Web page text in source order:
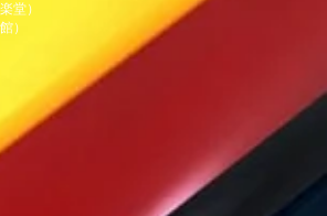
堂）
）